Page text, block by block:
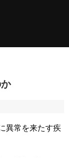
異常を来たす疾